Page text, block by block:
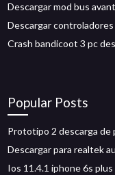
Descargar mod bus
Descargar
Crash bandicoot 3 pc
Popular Posts
Prototipo 2 descarga de
Descargar para realtek
Ios 11.4.1 iphone 6s plus